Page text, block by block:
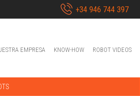
+34 946 744 397
EMPRESA KNOW-HOW ROBOT VIDEOS